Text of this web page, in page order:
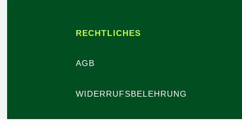
RECHTLICHES
AGB
WIDERRUFSBELEHRUNG